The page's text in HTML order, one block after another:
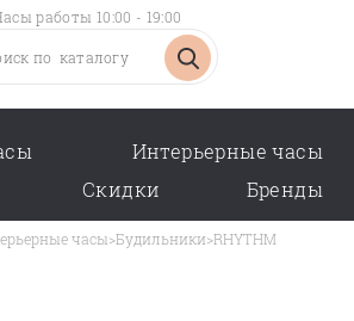
работы 10:00 - 19:00
Интерьерные часы
Скидки Бренды
часы>Будильники>RHYTHM